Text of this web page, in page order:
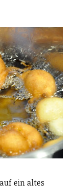
ein altes